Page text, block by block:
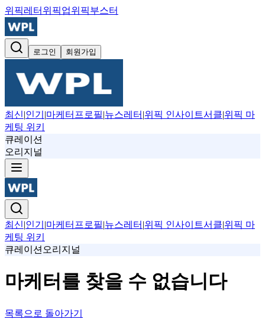
위픽레터 위픽업위픽부스터
로그인 회원가입
최신|인기 |마케터프로필|뉴스레터 |위픽 인사이트서클|위픽 마
케팅 위키
큐레이션
오리지널
최신|인기 |마케터프로필|뉴스레터 |위픽 인사이트서클|위픽 마
케팅 위키
큐레이션 오리지널
마케터를 찾을 수 없습니다
목록으로 돌아가기